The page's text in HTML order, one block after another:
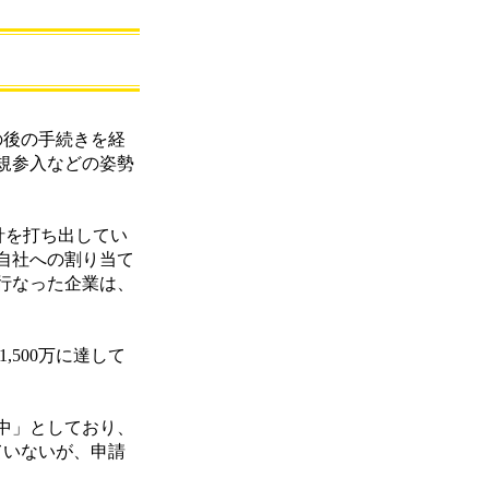
の手続きを経
参入などの姿勢
打ち出してい
社への割り当て
った企業は、
万に達して
としており、
ないが、申請